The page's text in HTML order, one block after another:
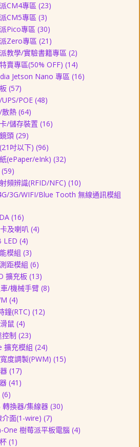
CM4專區 (23)
CM5專區 (3)
Pico專區 (30)
Zero專區 (21)
教學/實驗書籍專區 (2)
賣專區(50% OFF) (14)
Jetson Nano 專區 (16)
(57)
POE (48)
散熱 (64)
/儲存裝置 (16)
頭 (29)
吋以下) (96)
(ePaper/eInk) (32)
(59)
頻辨識(RFID/NFC) (10)
3G/WIFI/Blue Tooth 無線通訊模組
(16)
及喇叭 (4)
LED (4)
模組 (3)
距模組 (6)
擴充板 (13)
/機械手臂 (8)
(4)
鐘(RTC) (12)
鼠 (4)
控制 (23)
擴充模組 (24)
度調製(PWM) (15)
(17)
(41)
(6)
轉換器/集線器 (30)
介面(1-wire) (7)
One 樹莓派平板電腦 (4)
(1)